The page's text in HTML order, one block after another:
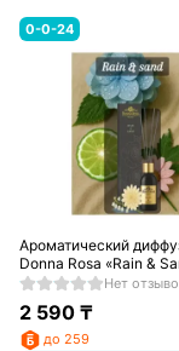
0-0-24
Ароматический
Donna Rosa «Rain &
Нет
2 590₸
до 259